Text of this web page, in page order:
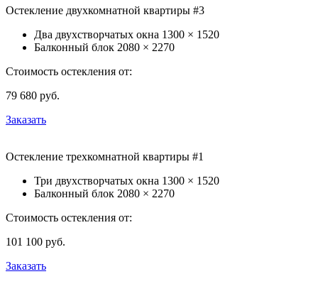
Остекление двухкомнатной квартиры #3
Два двухстворчатых окна 1300 × 1520
Балконный блок 2080 × 2270
Стоимость остекления от:
79 680 руб.
Заказать
Остекление трехкомнатной квартиры #1
Три двухстворчатых окна 1300 × 1520
Балконный блок 2080 × 2270
Стоимость остекления от:
101 100 руб.
Заказать